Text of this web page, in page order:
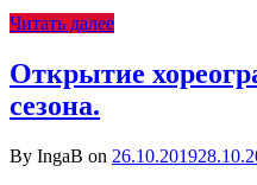
Читать далее
Открытие
сезона.
By IngaB on 26.10.2019